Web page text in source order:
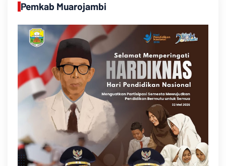
Pemkab Muarojambi